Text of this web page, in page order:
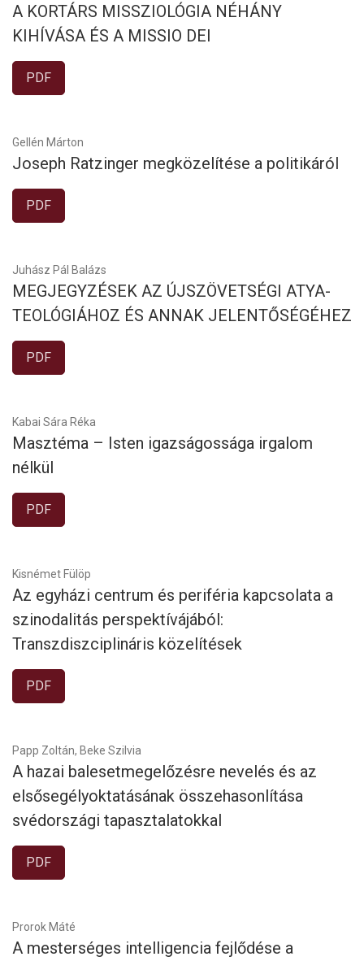
A KORTÁRS MISSZIOLÓGIA NÉHÁNY
KIHÍVÁSA ÉS A MISSIO DEI
PDF
Gellén Márton
Joseph Ratzinger megközelítése a politikáról
PDF
Juhász Pál Balázs
MEGJEGYZÉSEK AZ ÚJSZÖVETSÉGI ATYA-
TEOLÓGIÁHOZ ÉS ANNAK JELENTŐSÉGÉHEZ
PDF
Kabai Sára Réka
Masztéma – Isten igazságossága irgalom
nélkül
PDF
Kisnémet Fülöp
Az egyházi centrum és periféria kapcsolata a
szinodalitás perspektívájából:
Transzdiszciplináris közelítések
PDF
Papp Zoltán, Beke Szilvia
A hazai balesetmegelőzésre nevelés és az
elsősegélyoktatásának összehasonlítása
svédországi tapasztalatokkal
PDF
Prorok Máté
A mesterséges intelligencia fejlődése a